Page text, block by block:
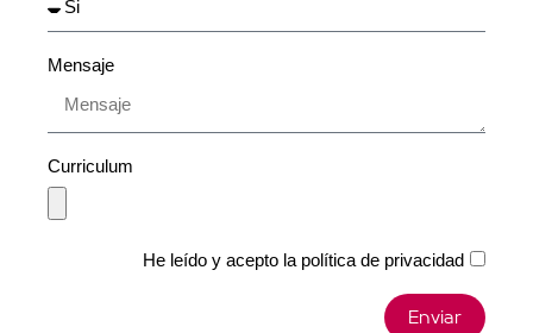
Mensaje
Curriculum
He leído y acepto la política de privacidad
Enviar